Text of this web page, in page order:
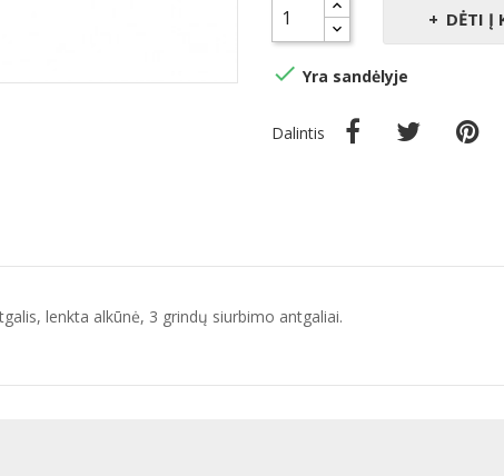
DĖTI Į
 Yra sandėlyje
Dalintis
lenkta alkūnė, 3 grindų siurbimo antgaliai.